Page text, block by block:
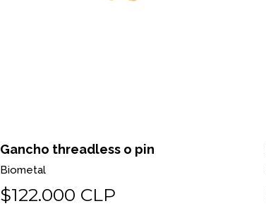
Gancho threadless o pin
Biometal
$122.000 CLP